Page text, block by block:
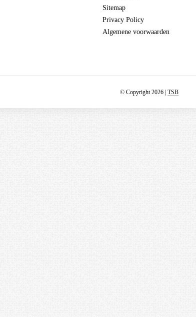
Sitemap
Privacy Policy
Algemene voorwaarden
© Copyright 2026 | TSB